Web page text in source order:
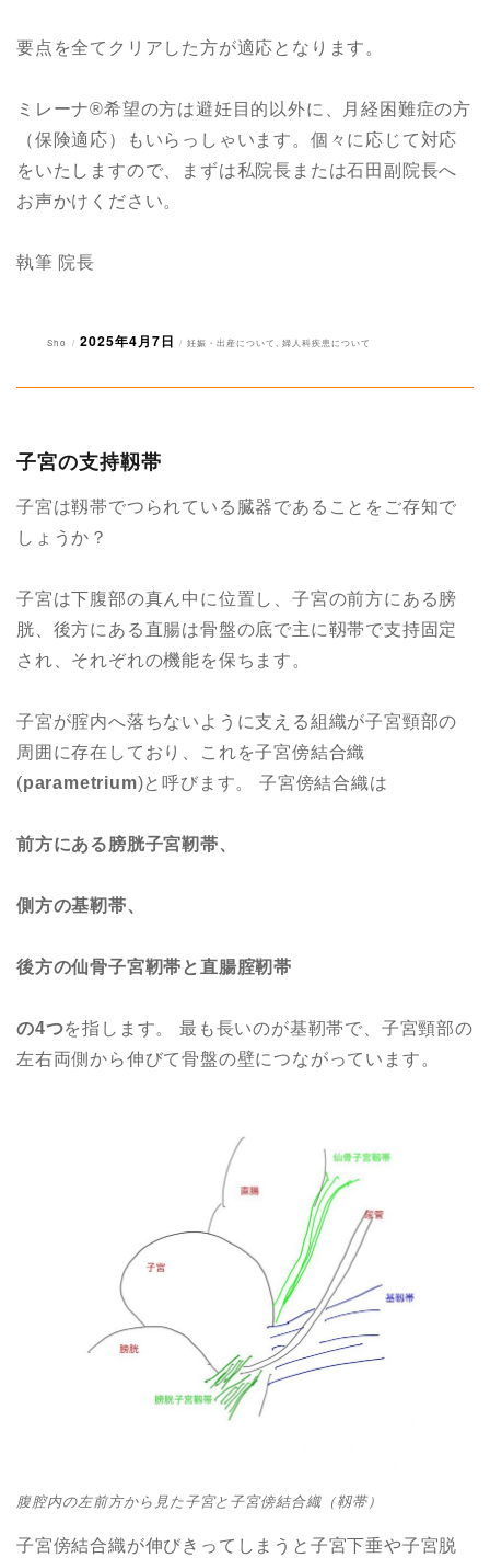
要点を全てクリアした方が適応となります。
ミレーナ®︎希望の方は避妊目的以外に、月経困難症の方
（保険適応）もいらっしゃいます。個々に応じて対応
をいたしますので、まずは私院長または石田副院長へ
お声かけください。
執筆 院長
投
Sho
投
2025年4月7日
カ
妊娠・出産について 婦人科疾患について
子宮の支持靱帯
子宮は靱帯でつられている臓器であることをご存知で
しょうか？
子宮は下腹部の真ん中に位置し、子宮の前方にある膀
胱、後方にある直腸は骨盤の底で主に靱帯で支持固定
され、それぞれの機能を保ちます。
子宮が腟内へ落ちないように支える組織が子宮頸部の
周囲に存在しており、これを子宮傍結合織
(parametrium)と呼びます。 子宮傍結合織は
前方にある膀胱子宮靭帯、
側方の基靭帯、
後方の仙骨子宮靭帯と直腸腟靭帯
の4つを指します。 最も長いのが基靭帯で、子宮頸部の
左右両側から伸びて骨盤の壁につながっています。
腹腔内の左前方から見た子宮と子宮傍結合織（靱帯）
子宮傍結合織が伸びきってしまうと子宮下垂や子宮脱